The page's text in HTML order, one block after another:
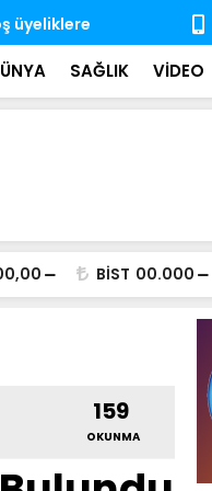
üyeliklere
MSB:
almaya
SAĞLIK VİDEO
BİST 00.000
159
OKUNMA